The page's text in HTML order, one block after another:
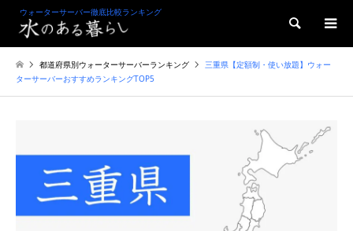
ウォーターサーバー徹底比較ランキング
検索
都道府県別ウォーターサーバーランキング
三重県【定額制・使い放題】ウォー
ターサーバーおすすめランキングTOP5